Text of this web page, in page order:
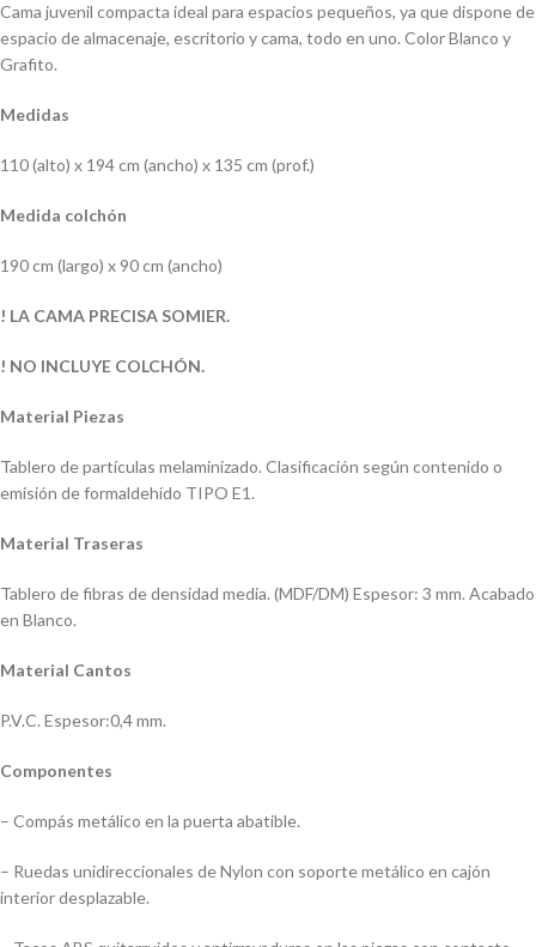
Cama juvenil compacta ideal para espacios pequeños, ya que dispone de
espacio de almacenaje, escritorio y cama, todo en uno. Color Blanco y
Grafito.
Medidas
110 (alto) x 194 cm (ancho) x 135 cm (prof.)
Medida colchón
190 cm (largo) x 90 cm (ancho)
! LA CAMA PRECISA SOMIER.
! NO INCLUYE COLCHÓN.
Material Piezas
Tablero de partículas melaminizado. Clasificación según contenido o
emisión de formaldehído TIPO E1.
Material Traseras
Tablero de fibras de densidad media. (MDF/DM) Espesor: 3 mm. Acabado
en Blanco.
Material Cantos
P.V.C. Espesor:0,4 mm.
Componentes
– Compás metálico en la puerta abatible.
– Ruedas unidireccionales de Nylon con soporte metálico en cajón
interior desplazable.